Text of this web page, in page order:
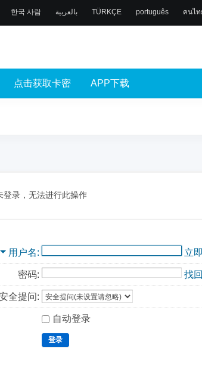
한국 사람 بالعربية TÜRKÇE português คนไท
点击获取卡密 APP下载
登录，无法进行此操作
用户名 立
密码: 找
全提问:
自动登录
登录